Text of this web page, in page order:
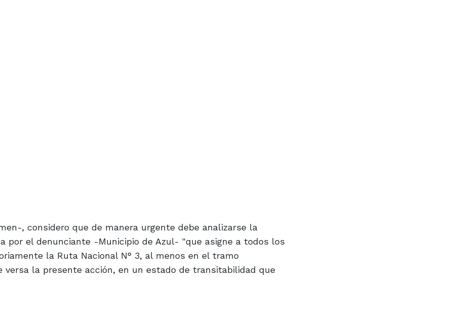
, considero que de manera urgente debe analizarse la
por el denunciante -Municipio de Azul- "que asigne a todos los
la Ruta Nacional N° 3, al menos en el tramo
versa la presente acción, en un estado de transitabilidad que